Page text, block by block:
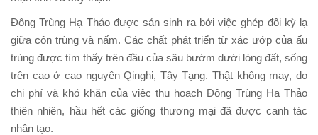
Đông Trùng Hạ Thảo được sản sinh ra bởi việc ghép đôi kỳ lạ
giữa côn trùng và nấm. Các chất phát triển từ xác ướp của ấu
trùng được tìm thấy trên đầu của sâu bướm dưới lòng đất, sống
trên cao ở cao nguyên Qinghi, Tây Tạng. Thật không may, do
chi phí và khó khăn của việc thu hoạch Đông Trùng Hạ Thảo
thiên nhiên, hầu hết các giống thương mại đã được canh tác
nhân tạo.